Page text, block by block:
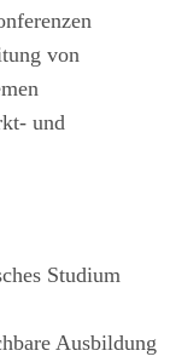
von
und
Studium
Ausbildung